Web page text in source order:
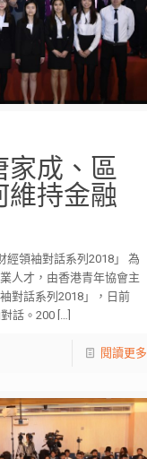
家成、區
維持金融
經領袖對話系列2018」 為
人才，由香港青年協會主
對話系列2018」，日前
話。200[…]
閱讀更多